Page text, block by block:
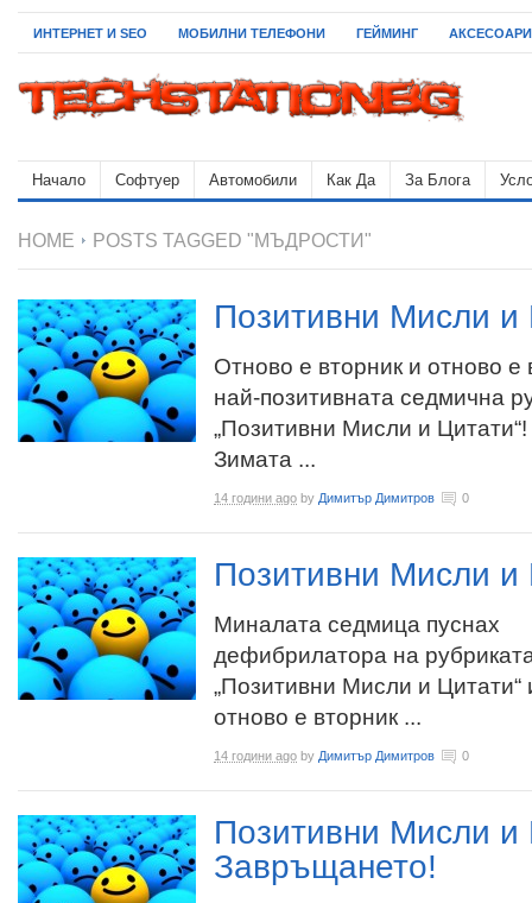
ИНТЕРНЕТ И SEO МОБИЛНИ ТЕЛЕФОНИ ГЕЙМИНГ АКСЕСОАРИ
Начало Софтуер Автомобили Как Да За Блога
HOME POSTS TAGGED "МЪДРОСТИ"
Позитивни Мисли и
Отново е вторник и отново е
най-позитивната седмична
„Позитивни Мисли и
Зимата ...
14 години ago by Димитър Димитров 0
Позитивни Мисли и
Миналата седмица пуснах
дефибрилатора на
„Позитивни Мисли и Цитати“
отново е вторник ...
14 години ago by Димитър Димитров 0
Позитивни Мисли и
Завръщането!